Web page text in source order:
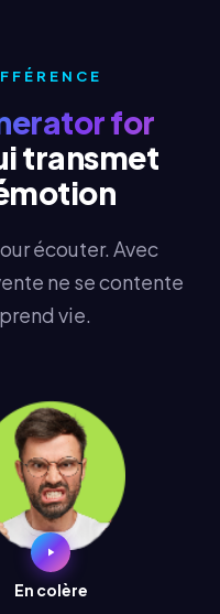
for
transmet
écouter. Avec
ne se contente
vie.
En colère